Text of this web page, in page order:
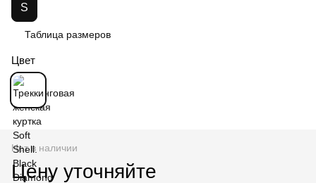
S
Таблица размеров
Цвет
Нет в наличии
Цену уточняйте